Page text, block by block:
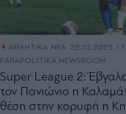
ΑΘΛΗΤΙΚΑ ΝΕΑ 22.02.2025
PARAPOLITIKA NEWSROOM
Super League 2:
τον Πανιώνιο η
θέση στην κορυφή η